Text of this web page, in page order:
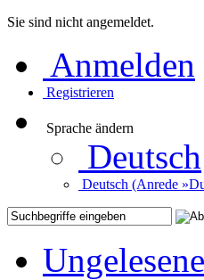
Sie sind nicht angemeldet.
Anmelden
Registrieren
Sprache ändern
Deutsch
Deutsch (Anrede